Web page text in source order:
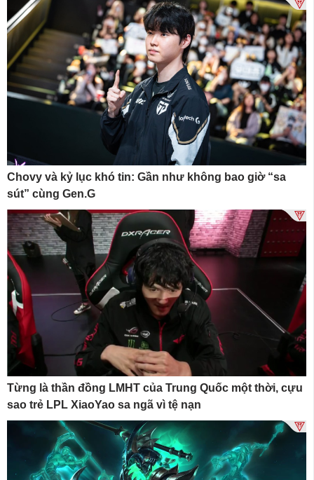
Chovy và kỷ lục khó tin: Gần như không bao giờ “sa
sút” cùng Gen.G
Từng là thần đồng LMHT của Trung Quốc một thời, cựu
sao trẻ LPL XiaoYao sa ngã vì tệ nạn